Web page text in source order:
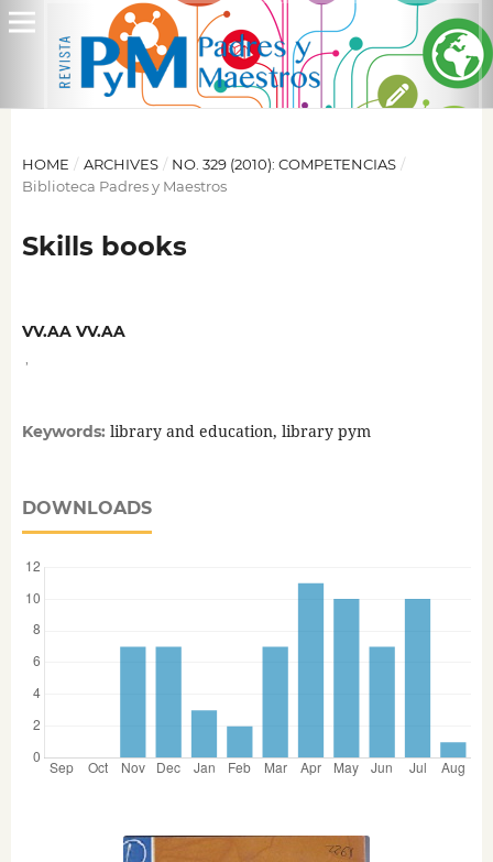
HOME / ARCHIVES / NO. 329 (2010): COMPETENCIAS /
Biblioteca Padres y Maestros
Skills books
VV.AA VV.AA
Keywords: library and education, library pym
DOWNLOADS